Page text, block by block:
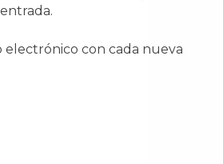
electrónico con cada nueva